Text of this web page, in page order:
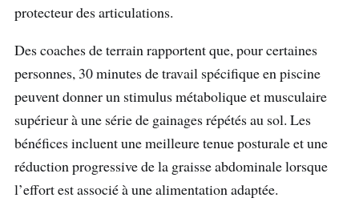
protecteur des articulations.
Des coaches de terrain rapportent que, pour certaines
personnes, 30 minutes de travail spécifique en piscine
peuvent donner un stimulus métabolique et musculaire
supérieur à une série de gainages répétés au sol. Les
bénéfices incluent une meilleure tenue posturale et une
réduction progressive de la graisse abdominale lorsque
l’effort est associé à une alimentation adaptée.